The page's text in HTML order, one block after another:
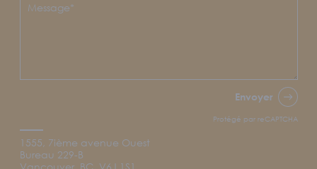
Envoyer
Protégé par reCAPTCHA
1555, 7ième avenue Ouest
Bureau 229-B
Vancouver, BC, V6J 1S1